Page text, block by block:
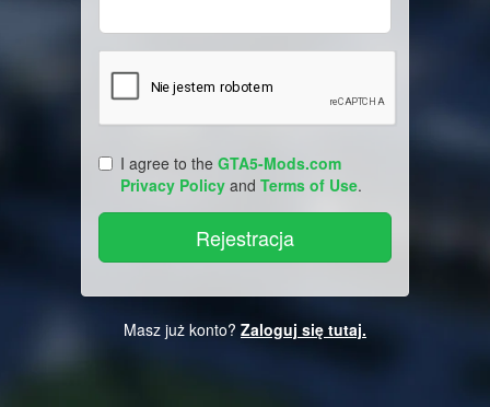
I agree to the GTA5-Mods.com
Privacy Policy and Terms of Use.
Masz już konto? Zaloguj się tutaj.